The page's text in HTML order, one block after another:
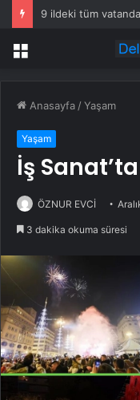
9 ildeki tüm
Menü
Anasayfa /Yaşam
Yaşam
İş
ÖZNUR EVCİ
3 dakika okuma süresi